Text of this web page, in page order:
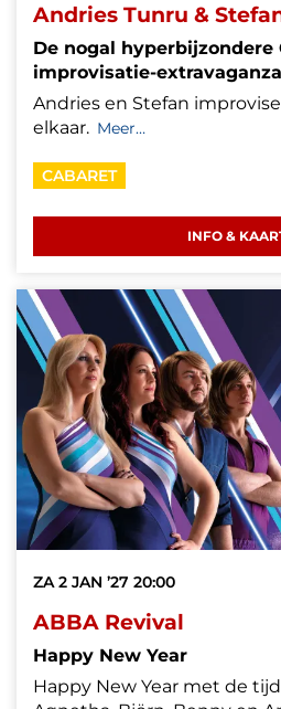
Andries Tunru &
De nogal hyperbijzondere
improvisatie-
Andries en Stefan
elkaar. Meer…
CABARET
INFO &
ABBA Revival
Happy New Year
ZA 2 JAN ’27 20:00
Happy New Year met de